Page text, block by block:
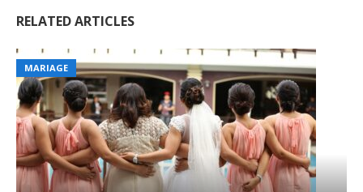
RELATED ARTICLES
MARIAGE